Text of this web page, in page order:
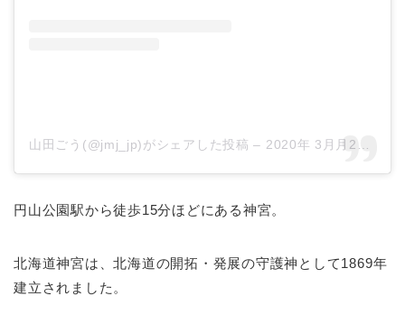
山田ごう(@jmj_jp)がシェアした投稿 – 2020年 3月月21日午前6時30分PDT
円山公園駅から徒歩15分ほどにある神宮。
北海道神宮は、北海道の開拓・発展の守護神として1869年
建立されました。